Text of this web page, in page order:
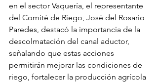
en el sector Vaquería, el representante
del Comité de Riego, José del Rosario
Paredes, destacó la importancia de la
descolmatación del canal aductor,
señalando que estas acciones
permitirán mejorar las condiciones de
riego, fortalecer la producción agrícola